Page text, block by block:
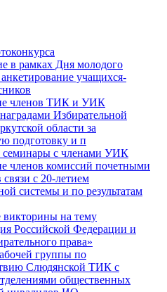
в рамках Дня молодого
анкетирование учащихся-
членов ТИК и УИК
Избирательной
области за
подготовку и п
с членами УИК
членов комиссий почетными
с 20-летием
системы и по результатам
викторины на тему
Российской Федерации и
права»
группы по
Слюдянской ТИК с
общественных